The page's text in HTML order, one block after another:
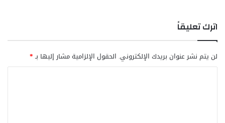
اترك تعليقاً
لن يتم نشر عنوان بريدك الإلكتروني. الحقول الإلزامية مشار إليها بـ*